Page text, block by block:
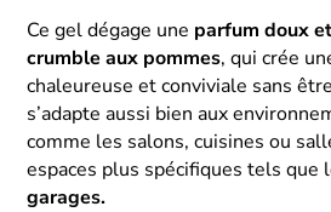
Ce gel dégage une parfum doux
crumble aux pommes, qui crée
chaleureuse et conviviale sans
s’adapte aussi bien aux
comme les salons, cuisines ou
espaces plus spécifiques tels que
garages.